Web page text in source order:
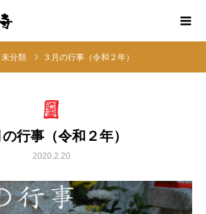
未分類 ３月の行事（令和２年）
の行事（令和２年）
2020.2.20